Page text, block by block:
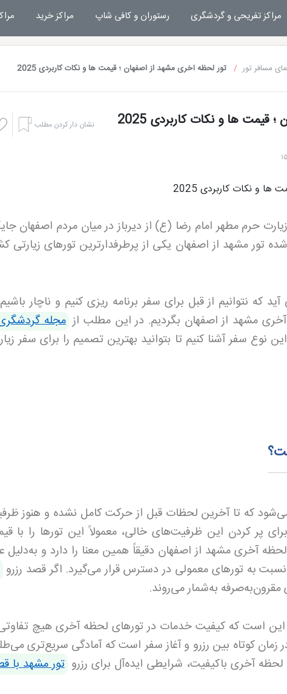
مراکز تفریحی و گردشگری رستوران و کافی شاپ مراکز خرید
مسافر تور تور لحظه آخری مشهد از اصفهان ؛ قیمت ها و نکات کاربردی 2025
ها و نکات کاربردی 2025 نشان دار کردن مطلب
زیارت حرم مطهر امام رضا (ع) از دیرباز در میان مردم اصفهان
تور مشهد از اصفهان یکی از پرطرفدارترین تورهای زیارتی
که نتوانیم از قبل برای سفر برنامه ریزی کنیم و ناچار
مشهد از اصفهان بگردیم. در این مطلب از مجله
نوع سفر آشنا کنیم تا بتوانید بهترین تصمیم را برای سفر
که تا آخرین لحظات قبل از حرکت کامل نشده و هنوز
پر کردن این ظرفیت‌های خالی، معمولاً این تورها را با
آخری مشهد از اصفهان دقیقاً همین معنا را دارد و به‌دلیل
به تورهای معمولی در دسترس قرار می‌گیرد. اگر قصد رزرو
مقرون‌به‌صرفه به‌شمار می‌روند.
این است که کیفیت خدمات در تورهای لحظه آخری هیچ
زمان کوتاه بین رزرو و آغاز سفر است که آمادگی سریع‌تری
آخری باکیفیت، شرایطی ایده‌آل برای رزرو تور مشهد با